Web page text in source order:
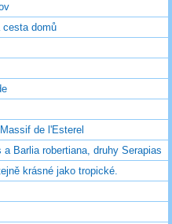
cesta domů
de l'Esterel
Barlia robertiana, druhy Serapias
krásné jako tropické.